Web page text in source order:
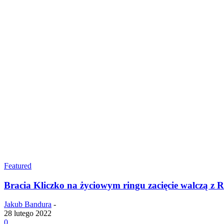
Featured
Bracia Kliczko na życiowym ringu zacięcie walczą z
Jakub Bandura -
28 lutego 2022